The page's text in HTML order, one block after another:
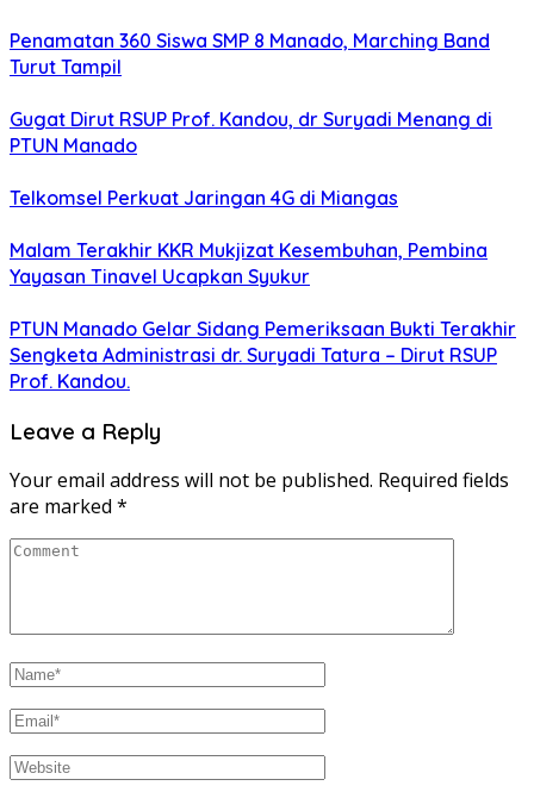
Penamatan 360 Siswa SMP 8 Manado, Marching Band
Turut Tampil
Gugat Dirut RSUP Prof. Kandou, dr Suryadi Menang di
PTUN Manado
Telkomsel Perkuat Jaringan 4G di Miangas
Malam Terakhir KKR Mukjizat Kesembuhan, Pembina
Yayasan Tinavel Ucapkan Syukur
PTUN Manado Gelar Sidang Pemeriksaan Bukti Terakhir
Sengketa Administrasi dr. Suryadi Tatura – Dirut RSUP
Prof. Kandou.
Leave a Reply
Your email address will not be published. Required fields
are marked *